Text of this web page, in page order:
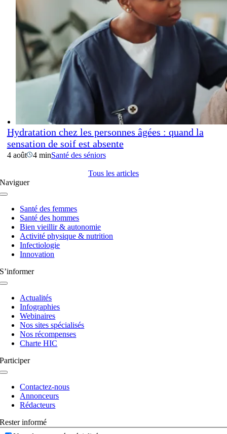
Hydratation chez les personnes âgées : quand la
sensation de soif est absente
4 août 4 minSanté des séniors
Tous les articles
Naviguer
Navigation
basculeSanté des femmes
Santé des hommes
Bien vieillir & autonomie
Activité physique & nutrition
Infectiologie
Innovation
S’informer
Navigation
basculeActualités
Infographies
Webinaires
Nos sites spécialisés
Nos récompenses
Charte HIC
Participer
Navigation
basculeContactez-nous
Annonceurs
Rédacteurs
Rester informé